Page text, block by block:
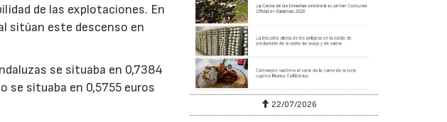
de las explotaciones. En
sitúan este descenso en
se situaba en 0,7384
se situaba en 0,5755 euros
22/07/2026